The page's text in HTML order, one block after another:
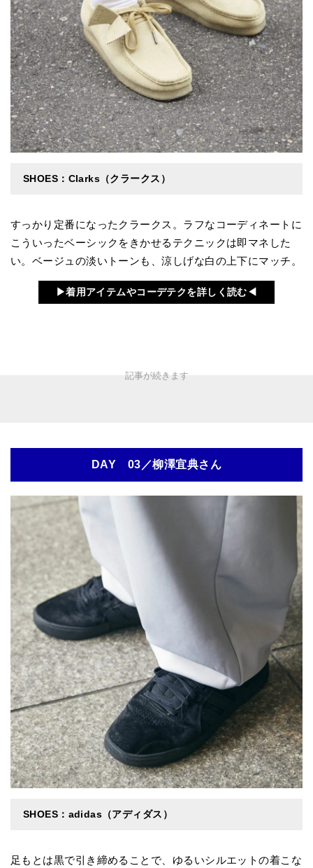
SHOES：Clarks（クラークス）
すっかり定番になったクラークス。ラフなコーディネートに
こういったベーシックをきかせるテクニックは即マネした
い。ベージュの淡いトーンも、涼しげな白の上下にマッチ。
▶︎着用アイテムやコーデテクを詳しく読む◀︎
DAY 03／柳澤宜典さん
SHOES：adidas（アディダス）
足もとは黒で引き締めることで、ゆるいシルエットの着こな